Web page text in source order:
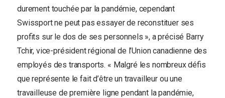
durement touchée par la pandémie, cependant
Swissport ne peut pas essayer de reconstituer ses
profits sur le dos de ses personnels », a précisé Barry
Tchir, vice-président régional de l’Union canadienne des
employés des transports. « Malgré les nombreux défis
que représente le fait d’être un travailleur ou une
travailleuse de première ligne pendant la pandémie,